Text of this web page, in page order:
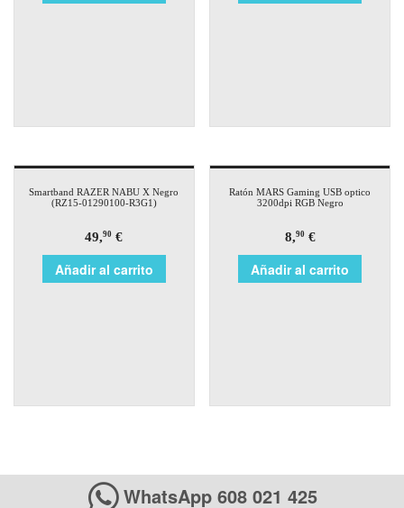
Smartband RAZER NABU X Negro
(RZ15-01290100-R3G1)
49,90 €
Añadir al carrito
Ratón MARS Gaming USB optico
3200dpi RGB Negro
8,90€
Añadir al carrito
WhatsApp 608 021 425